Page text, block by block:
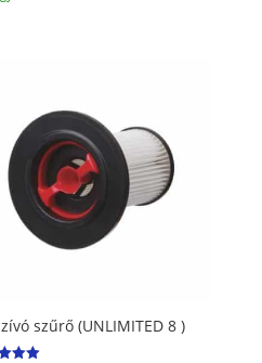
szűrő (UNLIMITED 8 )